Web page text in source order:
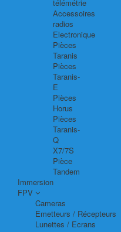
télémétrie
Accessoires
radios
Electronique
Pièces
Taranis
Pièces
Taranis-
E
Pièces
Horus
Pièces
Taranis-
Q
X7/7S
Pièce
Tandem
Immersion
FPV
Cameras
Emetteurs / Récepteurs
Lunettes / Ecrans